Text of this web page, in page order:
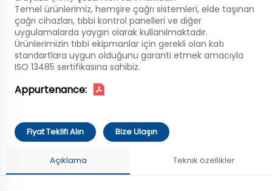
Temel ürünlerimiz, hemşire çağrı sistemleri, elde taşınan
çağrı cihazları, tıbbi kontrol panelleri ve diğer
uygulamalarda yaygın olarak kullanılmaktadır.
Ürünlerimizin tıbbi ekipmanlar için gerekli olan katı
standartlara uygun olduğunu garanti etmek amacıyla
ISO 13485 sertifikasına sahibiz.
Appurtenance:
Fiyat Teklifi Alın Bize Ulaşın
Açıklama Teknik özellikler